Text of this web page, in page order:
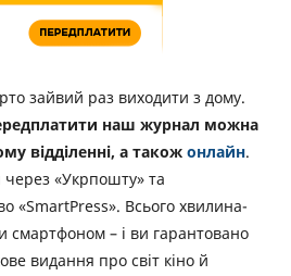
зайвий раз виходити з дому.
наш журнал можна
відділенні, а також онлайн.
через «Укрпошту» та
«SmartPress». Всього хвилина-
смартфоном – і ви гарантовано
видання про світ кіно й